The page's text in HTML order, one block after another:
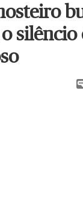
silêncio